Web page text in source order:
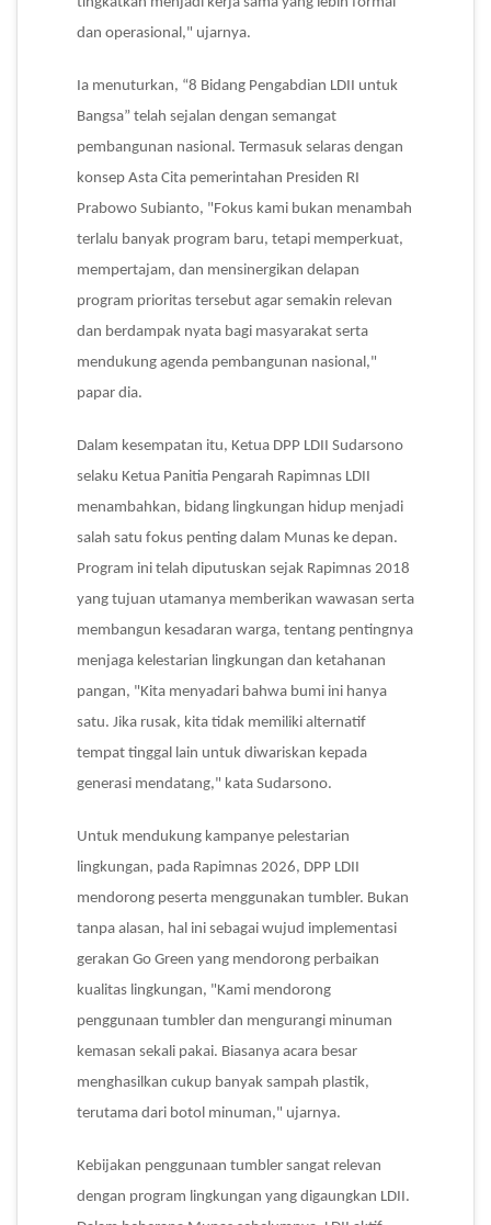
dan operasional," ujarnya.
Ia menuturkan, “8 Bidang Pengabdian LDII untuk
Bangsa” telah sejalan dengan semangat
pembangunan nasional. Termasuk selaras dengan
konsep Asta Cita pemerintahan Presiden RI
Prabowo Subianto, "Fokus kami bukan menambah
terlalu banyak program baru, tetapi memperkuat,
mempertajam, dan mensinergikan delapan
program prioritas tersebut agar semakin relevan
dan berdampak nyata bagi masyarakat serta
mendukung agenda pembangunan nasional,"
papar dia.
Dalam kesempatan itu, Ketua DPP LDII Sudarsono
selaku Ketua Panitia Pengarah Rapimnas LDII
menambahkan, bidang lingkungan hidup menjadi
salah satu fokus penting dalam Munas ke depan.
Program ini telah diputuskan sejak Rapimnas 2018
yang tujuan utamanya memberikan wawasan serta
membangun kesadaran warga, tentang pentingnya
menjaga kelestarian lingkungan dan ketahanan
pangan, "Kita menyadari bahwa bumi ini hanya
satu. Jika rusak, kita tidak memiliki alternatif
tempat tinggal lain untuk diwariskan kepada
generasi mendatang," kata Sudarsono.
Untuk mendukung kampanye pelestarian
lingkungan, pada Rapimnas 2026, DPP LDII
mendorong peserta menggunakan tumbler. Bukan
tanpa alasan, hal ini sebagai wujud implementasi
gerakan Go Green yang mendorong perbaikan
kualitas lingkungan, "Kami mendorong
penggunaan tumbler dan mengurangi minuman
kemasan sekali pakai. Biasanya acara besar
menghasilkan cukup banyak sampah plastik,
terutama dari botol minuman," ujarnya.
Kebijakan penggunaan tumbler sangat relevan
dengan program lingkungan yang digaungkan LDII.